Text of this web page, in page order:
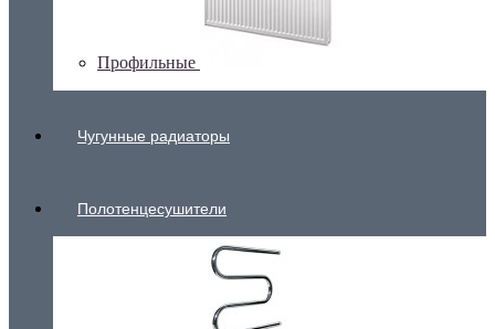
Профильные
Чугунные радиаторы
Полотенцесушители